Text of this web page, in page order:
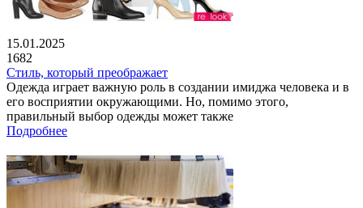
15.01.2025
1682
Стиль, который преображает
Одежда играет важную роль в создании имиджа человека и в
его восприятии окружающими. Но, помимо этого,
правильный выбор одежды может также
Подробнее